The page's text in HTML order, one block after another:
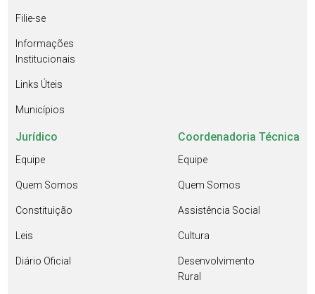
Filie-se
Informações
Institucionais
Links Úteis
Municípios
Jurídico
Equipe
Quem Somos
Constituição
Leis
Diário Oficial
Coordenadoria Técnica
Equipe
Quem Somos
Assistência Social
Cultura
Desenvolvimento
Rural